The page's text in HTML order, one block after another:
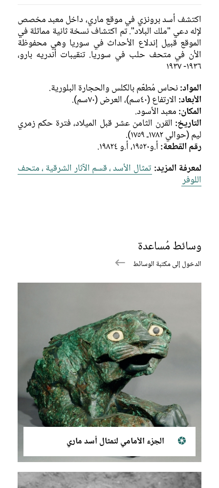
اكتشف أسد برونزي في موقع ماري، داخل معبد مخصص
لإله دعي "ملك البلاد". تم اكتشاف نسخة ثانية مماثلة في
الموقع قبيل إندلاع الأحداث في سوريا وهي محفوظة
الأن في متحف حلب في سوريا. تنقيبات أندريه بارو،
١٩٣٦- ١٩٣٧
المواد:نحاس مُطعّم بالكلس والحجارة البلورية.
الأبعاد:الارتفاع (٤٠سم)، العرض (٧٠سم).
المكان:معبد الأسود.
التاريخ: القرن الثامن عشر قبل الميلاد، فترة حكم زمري
ليم (حوالي ١٧٨٢ـ ١٧٥٩).
رقم القطعة:أ.و١٩٥٢٠، أ.و ١٩٨٢٤.
لمعرفة المزيد: تمثال الأسد ، قسم الآثار الشرقية ، متحف
اللوفر
وسائط مُساعدة
الدخول إلى مكتبة الوسائط
الجزء الأمامي لتمثال أسد ماري